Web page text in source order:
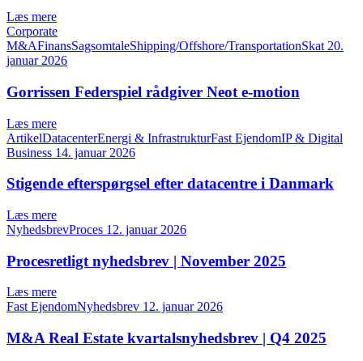
Læs mere
Corporate
M&AFinansSagsomtaleShipping/Offshore/TransportationSkat 20.
januar 2026
Gorrissen Federspiel rådgiver Neot e-motion
Læs mere
ArtikelDatacenterEnergi & InfrastrukturFast EjendomIP & Digital
Business 14. januar 2026
Stigende efterspørgsel efter datacentre i Danmark
Læs mere
NyhedsbrevProces 12. januar 2026
Procesretligt nyhedsbrev | November 2025
Læs mere
Fast EjendomNyhedsbrev 12. januar 2026
M&A Real Estate kvartalsnyhedsbrev | Q4 2025